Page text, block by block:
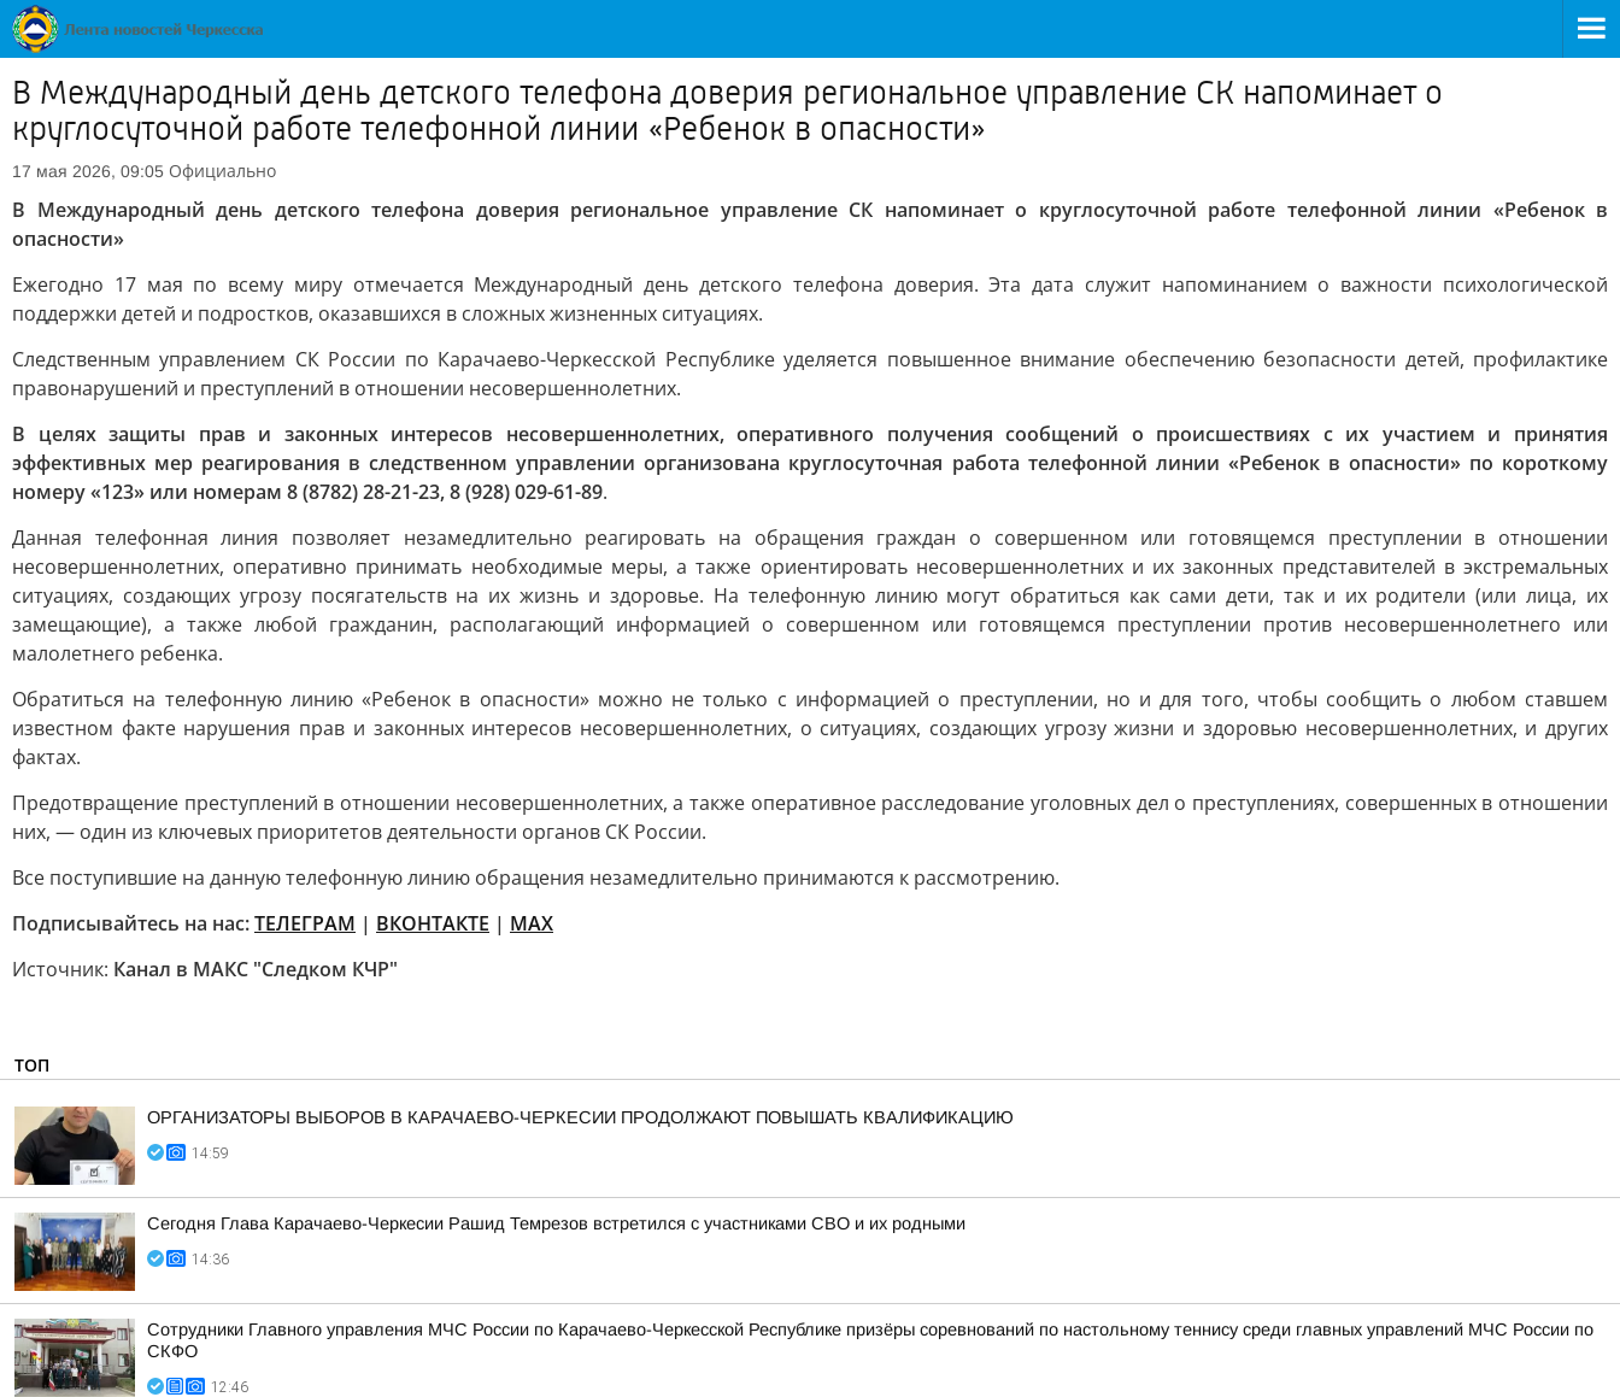
В Международный день детского телефона доверия региональное управление СК напоминает о
круглосуточной работе телефонной линии «Ребенок в опасности»
17 мая 2026, 09:05 Официально
В Международный день детского телефона доверия региональное управление СК напоминает о круглосуточной работе телефонной линии «Ребенок в
опасности»
Ежегодно 17 мая по всему миру отмечается Международный день детского телефона доверия. Эта дата служит напоминанием о важности психологической
поддержки детей и подростков, оказавшихся в сложных жизненных ситуациях.
Следственным управлением СК России по Карачаево-Черкесской Республике уделяется повышенное внимание обеспечению безопасности детей, профилактике
правонарушений и преступлений в отношении несовершеннолетних.
В целях защиты прав и законных интересов несовершеннолетних, оперативного получения сообщений о происшествиях с их участием и принятия
эффективных мер реагирования в следственном управлении организована круглосуточная работа телефонной линии «Ребенок в опасности» по короткому
номеру «123» или номерам 8 (8782) 28-21-23, 8 (928) 029-61-89.
Данная телефонная линия позволяет незамедлительно реагировать на обращения граждан о совершенном или готовящемся преступлении в отношении
несовершеннолетних, оперативно принимать необходимые меры, а также ориентировать несовершеннолетних и их законных представителей в экстремальных
ситуациях, создающих угрозу посягательств на их жизнь и здоровье. На телефонную линию могут обратиться как сами дети, так и их родители (или лица, их
замещающие), а также любой гражданин, располагающий информацией о совершенном или готовящемся преступлении против несовершеннолетнего или
малолетнего ребенка.
Обратиться на телефонную линию «Ребенок в опасности» можно не только с информацией о преступлении, но и для того, чтобы сообщить о любом ставшем
известном факте нарушения прав и законных интересов несовершеннолетних, о ситуациях, создающих угрозу жизни и здоровью несовершеннолетних, и других
фактах.
Предотвращение преступлений в отношении несовершеннолетних, а также оперативное расследование уголовных дел о преступлениях, совершенных в отношении
них, — один из ключевых приоритетов деятельности органов СК России.
Все поступившие на данную телефонную линию обращения незамедлительно принимаются к рассмотрению.
Подписывайтесь на нас:ТЕЛЕГРАМ | ВКОНТАКТЕ | МАХ
Источник: Канал в МАКС "Следком КЧР"
ТОП
ОРГАНИЗАТОРЫ ВЫБОРОВ В КАРАЧАЕВО-ЧЕРКЕСИИ ПРОДОЛЖАЮТ ПОВЫШАТЬ КВАЛИФИКАЦИЮ
14:59
Сегодня Глава Карачаево-Черкесии Рашид Темрезов встретился с участниками СВО и их родными
14:36
Сотрудники Главного управления МЧС России по Карачаево-Черкесской Республике призёры соревнований по настольному теннису среди главных управлений МЧС России по
СКФО
12:46